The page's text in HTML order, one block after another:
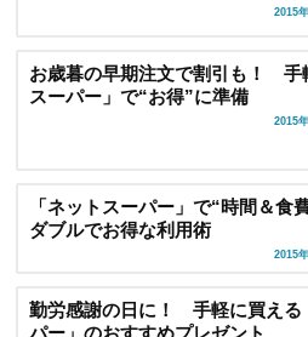
2015
お歳暮の早期注文で割引も！ 手
スーパー」で“お得”に準備
2015
「ネットスーパー」で“時間＆食
ダブルでお得な利用術
2015
勤労感謝の日に！ 手軽に買える
パー」のおすすめプレゼント